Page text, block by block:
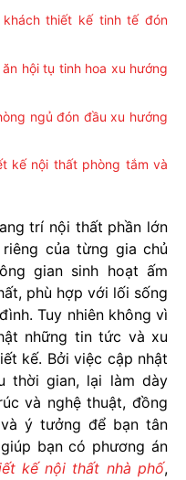
thiết kế tinh tế đón
hội tụ tinh hoa xu hướng
ngủ đón đầu xu hướng
kế nội thất phòng tắm và
trí nội thất phần lớn
của từng gia chủ
gian sinh hoạt ấm
phù hợp với lối sống
Tuy nhiên không vì
những tin tức và xu
kế. Bởi việc cập nhật
thời gian, lại làm dày
và nghệ thuật, đồng
ý tưởng để bạn tân
bạn có phương án
kế nội thất nhà phố,